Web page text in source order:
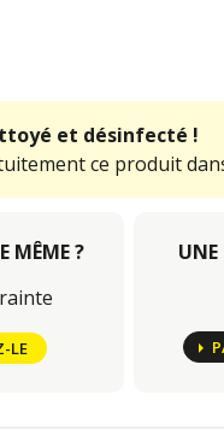
et désinfecté !
ce produit
MÊME ?
LE
UNE